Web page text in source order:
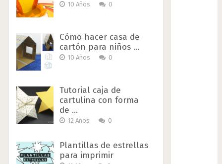
10 Años 0
Cómo hacer casa de
cartón para niños …
10 Años 0
Tutorial caja de
cartulina con forma
de …
12 Años 0
Plantillas de estrellas
para imprimir